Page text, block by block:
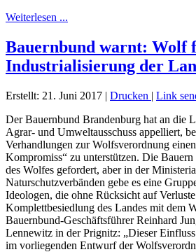
Weiterlesen ...
Bauernbund warnt: Wolf
Industrialisierung der
Erstellt: 21. Juni 2017 | Drucken | Link
Der Bauernbund Brandenburg hat an die
Agrar- und Umweltausschuss appelliert,
Verhandlungen zur Wolfsverordnung
Kompromiss“ zu unterstützen. Die
des Wolfes gefordert, aber in der
Naturschutzverbänden gebe es eine
Ideologen, die ohne Rücksicht auf
Komplettbesiedlung des Landes mit dem
Bauernbund-Geschäftsführer Reinhard
Lennewitz in der Prignitz: „Dieser
im vorliegenden Entwurf der